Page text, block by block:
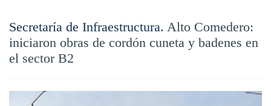
Secretaría de Infraestructura. Alto Comedero:
iniciaron obras de cordón cuneta y badenes en
el sector B2